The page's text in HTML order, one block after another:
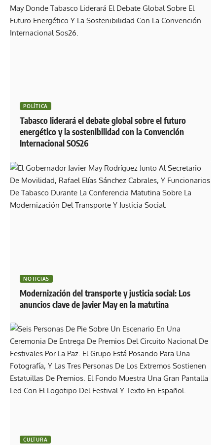
POLÍTICA
Tabasco liderará el debate global sobre el futuro
energético y la sostenibilidad con la Convención
Internacional SOS26
NOTICIAS
Modernización del transporte y justicia social: Los
anuncios clave de Javier May en la matutina
CULTURA